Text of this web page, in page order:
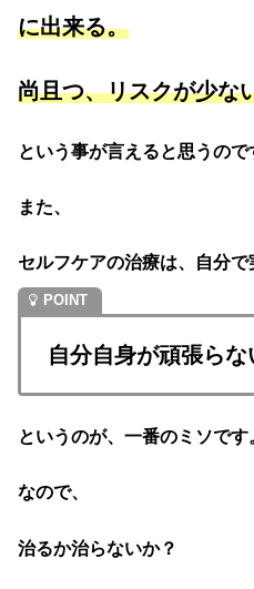
に出来る。
尚且つ、リスクが少な
という事が言えると思うので
また、
セルフケアの治療は、自分で
自分自身が頑張ら
というのが、一番のミソです
なので、
治るか治らないか？